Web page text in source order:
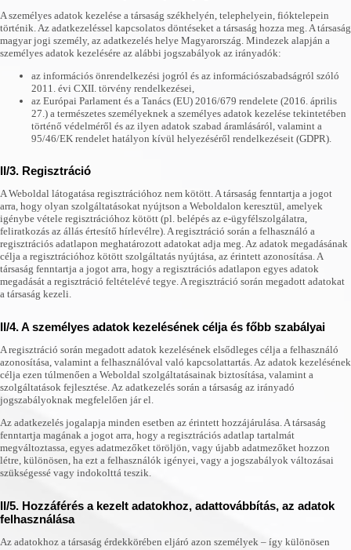
A személyes adatok kezelése a társaság székhelyén, telephelyein, fióktelepein
történik. Az adatkezeléssel kapcsolatos döntéseket a társaság hozza meg. A társaság
magyar jogi személy, az adatkezelés helye Magyarország. Mindezek alapján a
személyes adatok kezelésére az alábbi jogszabályok az irányadók:
az információs önrendelkezési jogról és az információszabadságról szóló
2011. évi CXII. törvény rendelkezései,
az Európai Parlament és a Tanács (EU) 2016/679 rendelete (2016. április
27.) a természetes személyeknek a személyes adatok kezelése tekintetében
történő védelméről és az ilyen adatok szabad áramlásáról, valamint a
95/46/EK rendelet hatályon kívül helyezéséről rendelkezéseit (GDPR).
II/3. Regisztráció
A Weboldal látogatása regisztrációhoz nem kötött. A társaság fenntartja a jogot
arra, hogy olyan szolgáltatásokat nyújtson a Weboldalon keresztül, amelyek
igénybe vétele regisztrációhoz kötött (pl. belépés az e-ügyfélszolgálatra,
feliratkozás az állás értesítő hírlevélre). A regisztráció során a felhasználó a
regisztrációs adatlapon meghatározott adatokat adja meg. Az adatok megadásának
célja a regisztrációhoz kötött szolgáltatás nyújtása, az érintett azonosítása. A
társaság fenntartja a jogot arra, hogy a regisztrációs adatlapon egyes adatok
megadását a regisztráció feltételévé tegye. A regisztráció során megadott adatokat
a társaság kezeli.
II/4. A személyes adatok kezelésének célja és főbb szabályai
A regisztráció során megadott adatok kezelésének elsődleges célja a felhasználó
azonosítása, valamint a felhasználóval való kapcsolattartás. Az adatok kezelésének
célja ezen túlmenően a Weboldal szolgáltatásainak biztosítása, valamint a
szolgáltatások fejlesztése. Az adatkezelés során a társaság az irányadó
jogszabályoknak megfelelően jár el.
Az adatkezelés jogalapja minden esetben az érintett hozzájárulása. A társaság
fenntartja magának a jogot arra, hogy a regisztrációs adatlap tartalmát
megváltoztassa, egyes adatmezőket töröljön, vagy újabb adatmezőket hozzon
létre, különösen, ha ezt a felhasználók igényei, vagy a jogszabályok változásai
szükségessé vagy indokolttá teszik.
II/5. Hozzáférés a kezelt adatokhoz, adattovábbítás, az adatok
felhasználása
Az adatokhoz a társaság érdekkörében eljáró azon személyek – így különösen